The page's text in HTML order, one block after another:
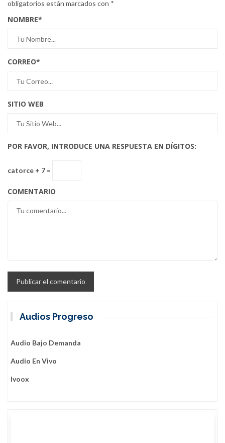
obligatorios están marcados con *
NOMBRE*
CORREO*
SITIO WEB
POR FAVOR, INTRODUCE UNA RESPUESTA EN DÍGITOS:
catorce + 7 =
COMENTARIO
Audios Progreso
Audio Bajo Demanda
Audio En Vivo
Ivoox